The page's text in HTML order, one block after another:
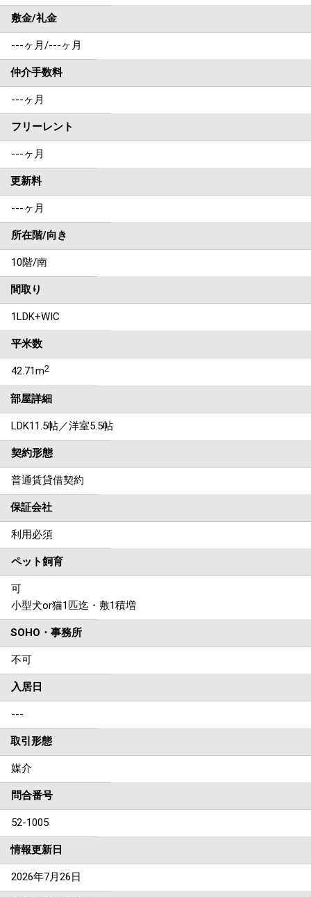
敷金/礼金
---ヶ月/---ヶ月
仲介手数料
---ヶ月
フリーレント
---ヶ月
更新料
---ヶ月
所在階/向き
10階/南
間取り
1LDK+WIC
平米数
42.71m2
部屋詳細
LDK11.5帖／洋室5.5帖
契約形態
普通賃貸借契約
保証会社
利用必須
ペット飼育
可
小型犬or猫1匹迄・敷1積増
SOHO・事務所
不可
入居日
---
取引形態
媒介
問合番号
52-1005
情報更新日
2026年7月26日